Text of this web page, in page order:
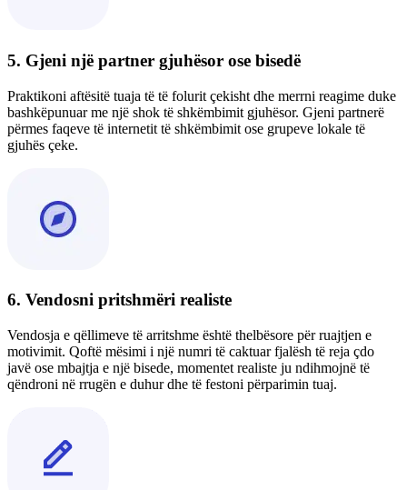
5. Gjeni një partner gjuhësor ose bisedë
Praktikoni aftësitë tuaja të të folurit çekisht dhe merrni reagime duke
bashkëpunuar me një shok të shkëmbimit gjuhësor. Gjeni partnerë
përmes faqeve të internetit të shkëmbimit ose grupeve lokale të
gjuhës çeke.
6. Vendosni pritshmëri realiste
Vendosja e qëllimeve të arritshme është thelbësore për ruajtjen e
motivimit. Qoftë mësimi i një numri të caktuar fjalësh të reja çdo
javë ose mbajtja e një bisede, momentet realiste ju ndihmojnë të
qëndroni në rrugën e duhur dhe të festoni përparimin tuaj.